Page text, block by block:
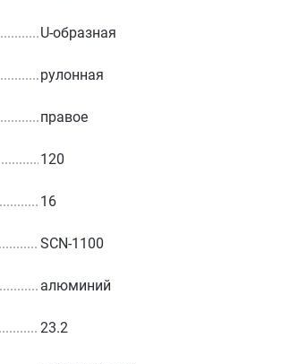
U-образная
рулонная
правое
120
16
SCN-1100
алюминий
23.2